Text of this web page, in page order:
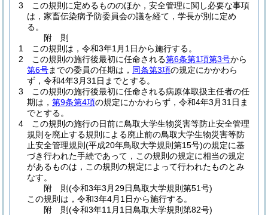
3
この規則に定めるもののほか，安全管理に関し必要な事項
は，家畜伝染病予防委員会の議を経て，学長が別に定め
る。
附 則
1
この規則は，令和3年1月1日から施行する。
2
この規則の施行後最初に任命される第6条第1項第3号から
第6号までの委員の任期は， 同条第3項の規定にかかわら
ず，令和4年3月31日までとする。
3
この規則の施行後最初に任命される病原体取扱主任者の任
期は， 第9条第4項の規定にかかわらず，令和4年3月31日ま
でとする。
4
この規則の施行の日前に鳥取大学生物災害等防止安全管理
規則を廃止する規則による廃止前の鳥取大学生物災害等防
止安全管理規則 (平成20年鳥取大学規則第15号)の規定に基
づき行われた手続であって，この規則の規定に相当の規定
があるものは，この規則の規定によって行われたものとみ
なす。
附 則(令和3年3月29日鳥取大学規則第51号)
この規則は，令和3年4月1日から施行する。
附 則(令和3年11月1日鳥取大学規則第82号)